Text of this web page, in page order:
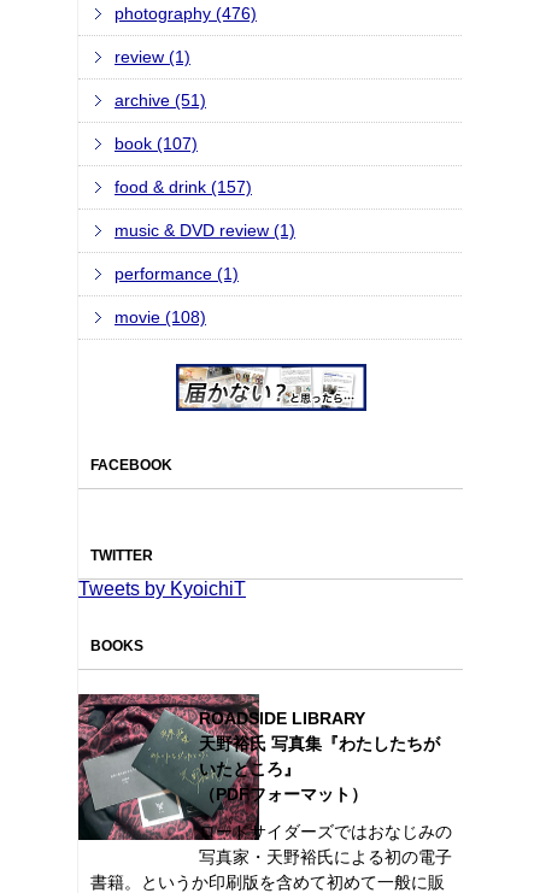
photography (476)
review (1)
archive (51)
book (107)
food & drink (157)
music & DVD review (1)
performance (1)
movie (108)
FACEBOOK
TWITTER
Tweets by KyoichiT
BOOKS
ROADSIDE LIBRARY
天野裕氏 写真集『わたしたちが
いたところ』
（PDFフォーマット）
ロードサイダーズではおなじみの
写真家・天野裕氏による初の電子
書籍。というか印刷版を含めて初めて一般に販